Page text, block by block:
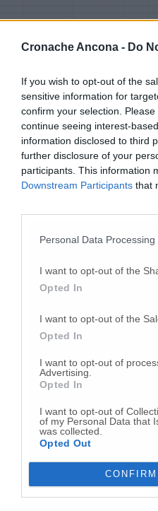
Cronache Ancona - Do
If you wish to opt-out of the
sensitive information for
confirm your selection.
continue seeing interest-
information disclosed to third
further disclosure of your
participants. This information
Downstream Participants that
Personal Data
I want to opt-out of the
Opted In
I want to opt-out of the
Opted In
I want to opt-out of
Advertising.
Opted In
I want to opt-out of
of my Personal Data that
was collected.
Opted Out
CONFIRM